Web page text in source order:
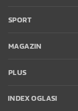
SPORT
MAGAZIN
PLUS
INDEX OGLASI